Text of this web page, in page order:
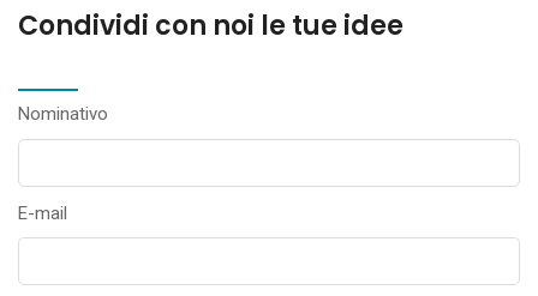
Condividi con noi le tue idee
Nominativo
E-mail